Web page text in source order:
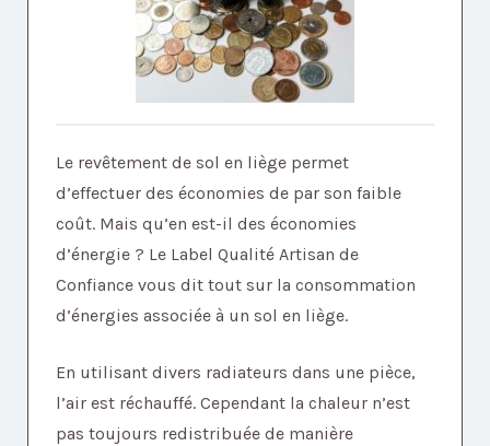
Le revêtement de sol en liège permet
d’effectuer des économies de par son faible
coût. Mais qu’en est-il des économies
d’énergie ? Le Label Qualité Artisan de
Confiance vous dit tout sur la consommation
d’énergies associée à un sol en liège.
En utilisant divers radiateurs dans une pièce,
l’air est réchauffé. Cependant la chaleur n’est
pas toujours redistribuée de manière